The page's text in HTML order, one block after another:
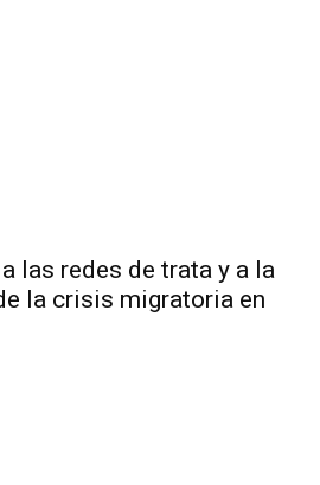
las redes de trata y a la
la crisis migratoria en